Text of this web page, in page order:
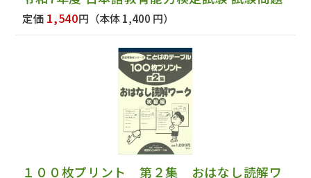
定価 1,540円 （本体 1,400 円）
１００枚プリント 第２集 おはなし読解ワ